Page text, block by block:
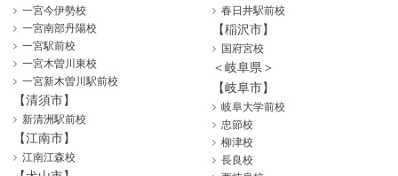
一宮今伊勢校
一宮南部丹陽校
一宮駅前校
一宮木曽川東校
一宮新木曽川駅前校
【清須市】
新清洲駅前校
【江南市】
江南江森校
春日井駅前校
【稲沢市】
国府宮校
＜岐阜県＞
【岐阜市】
岐阜大学前校
忠節校
柳津校
長良校